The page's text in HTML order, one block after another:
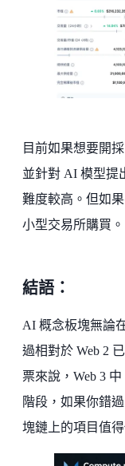
目前如果想要開
並針對 AI 模型提
難度較高。但如
小型交易所購買。
結語：
AI 概念板塊無論
過相對於 Web 2
票來說，Web 3
階段，如果你錯
塊鏈上的項目值